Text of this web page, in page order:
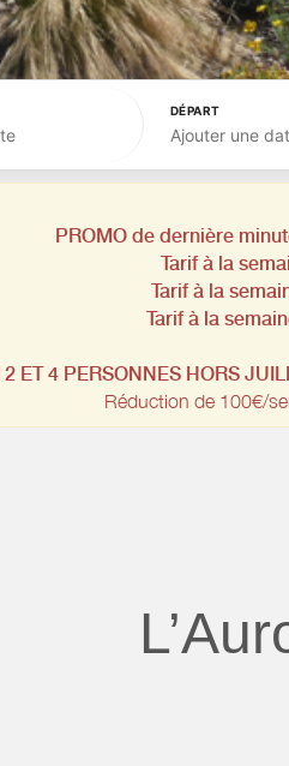
DÉPART
Ajouter une
PROMO de dernière
Tarif à la
Tarif à la
Tarif à la
ET 4 PERSONNES HORS
Réduction de 100€/